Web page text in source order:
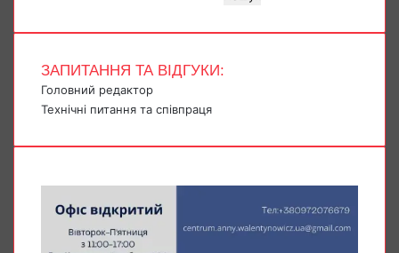
ЗАПИТАННЯ ТА ВІДГУКИ:
Головний редактор
Технічні питання та співпраця